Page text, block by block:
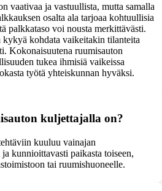
vaativaa ja vastuullista, mutta samalla
osalta ala tarjoaa kohtuullisia
palkkataso voi nousta merkittävästi.
kykyä kohdata vaikeitakin tilanteita
Kokonaisuutena ruumisauton
tukea ihmisiä vaikeissa
työtä yhteiskunnan hyväksi.
kuljettajalla on?
kuuluu vainajan
kunnioittavasti paikasta toiseen,
tai ruumishuoneelle.